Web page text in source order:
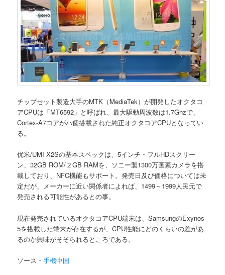
チップセット製造大手のMTK（MediaTek）が開発したオクタコ
アCPUは「MT6592」と呼ばれ、最大駆動周波数は1.7Ghzで、
Cortex-A7コアがハ個搭載された純正オクタコアCPUとなってい
る。
优米/UMI X2Sの基本スペックは、5インチ・フルHDスクリー
ン、32GB ROM/２GB RAMを、ソニー製1300万画素カメラを搭
載しており、NFC機能もサポート。発売日及び価格については未
定だが、メーカーに近い関係者によれば、1499～1999人民元で
発売される可能性があるとの事。
現在発売されているオクタコアCPU端末は、SamsungのExynos
5を搭載した端末が存在するが、CPU性能にどのくらいの差があ
るのか興味がそそられるところである。
ソース・手機中国